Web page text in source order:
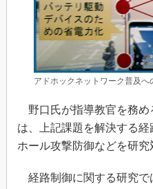
アドホックネットワーク普及へ
野口氏が指導教官を務め
は、上記課題を解決する
ホール攻撃防御などを研究
経路制御に関する研究で